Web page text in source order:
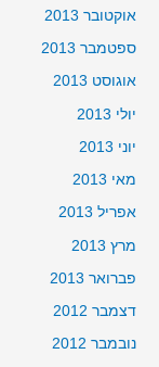
אוקטובר 2013
ספטמבר 2013
אוגוסט 2013
יולי 2013
יוני 2013
מאי 2013
אפריל 2013
מרץ 2013
פברואר 2013
דצמבר 2012
נובמבר 2012